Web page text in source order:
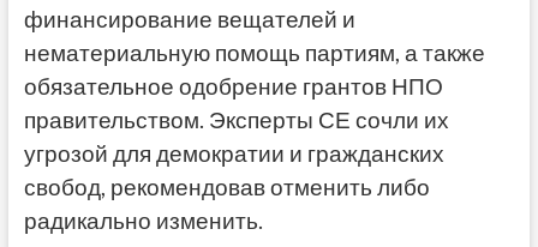
финансирование вещателей и
нематериальную помощь партиям, а также
обязательное одобрение грантов НПО
правительством. Эксперты СЕ сочли их
угрозой для демократии и гражданских
свобод, рекомендовав отменить либо
радикально изменить.